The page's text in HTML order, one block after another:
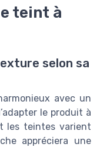
teint à
selon sa
avec un
le produit à
les teintes varient
appréciera une